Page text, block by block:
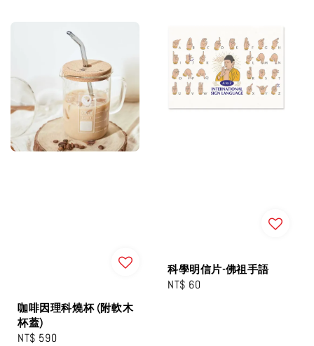
咖啡因理科燒杯 (附軟木
杯蓋)
Regular
NT$ 590
科學明信片-佛祖手語
Regular
NT$ 60